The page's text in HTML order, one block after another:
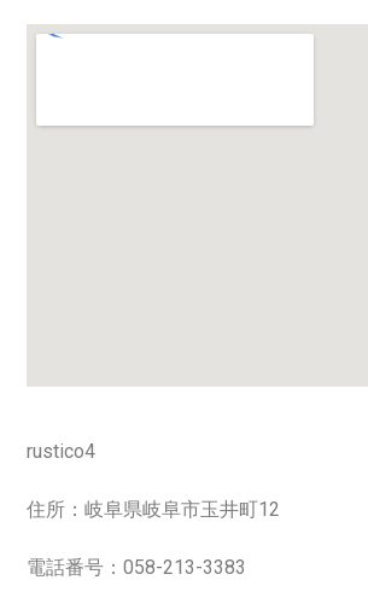
rustico4
住所：岐阜県岐阜市玉井町12
電話番号：058-213-3383